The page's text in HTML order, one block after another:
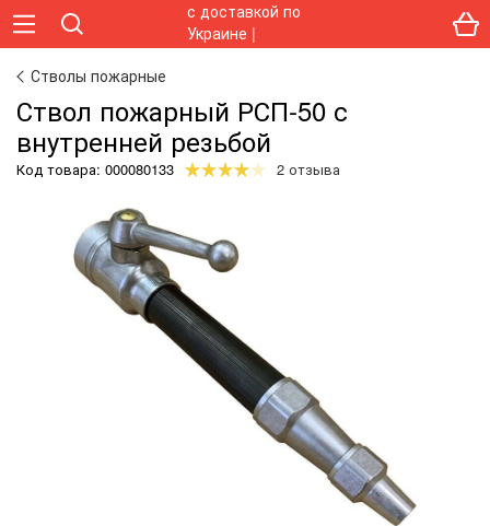
Стволы пожарные
Ствол пожарный РСП-50 с
внутренней резьбой
Код товара: 000080133 2 отзыва